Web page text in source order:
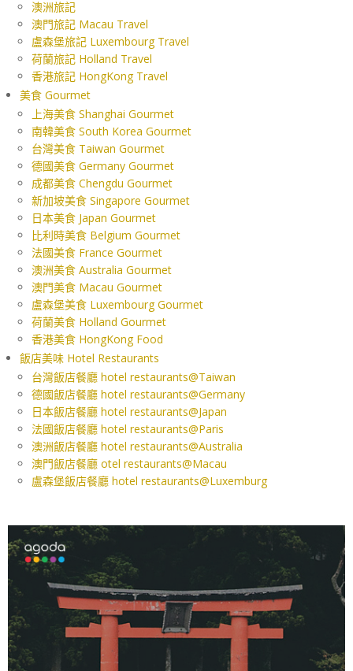
澳洲旅記
澳門旅記 Macau Travel
盧森堡旅記 Luxembourg Travel
荷蘭旅記 Holland Travel
香港旅記 HongKong Travel
美食 Gourmet
上海美食 Shanghai Gourmet
南韓美食 South Korea Gourmet
台灣美食 Taiwan Gourmet
德國美食 Germany Gourmet
成都美食 Chengdu Gourmet
新加坡美食 Singapore Gourmet
日本美食 Japan Gourmet
比利時美食 Belgium Gourmet
法國美食 France Gourmet
澳洲美食 Australia Gourmet
澳門美食 Macau Gourmet
盧森堡美食 Luxembourg Gourmet
荷蘭美食 Holland Gourmet
香港美食 HongKong Food
飯店美味 Hotel Restaurants
台灣飯店餐廳 hotel restaurants@Taiwan
德國飯店餐廳 hotel restaurants@Germany
日本飯店餐廳 hotel restaurants@Japan
法國飯店餐廳 hotel restaurants@Paris
澳洲飯店餐廳 hotel restaurants@Australia
澳門飯店餐廳 otel restaurants@Macau
盧森堡飯店餐廳 hotel restaurants@Luxemburg